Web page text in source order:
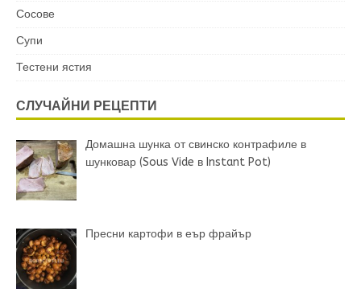
Сосове
Супи
Тестени ястия
СЛУЧАЙНИ РЕЦЕПТИ
Домашна шунка от свинско контрафиле в
шунковар (Sous Vide в Instant Pot)
Пресни картофи в еър фрайър